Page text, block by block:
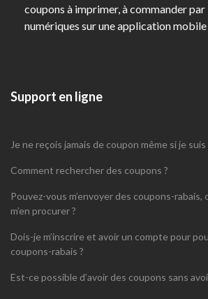
coupons à imprimer, à commander par
numériques sur une application mobile
Support en ligne
Je ne reçois jamais de coupon même si je
Comment rechercher des coupons ?
Pouvez-vous m’envoyer des coupons-rabais,
m’en procurer ?
Dois-je m’inscrire et avoir un compte pour
coupons-rabais ?
Est-ce possible d’avoir des coupons sans